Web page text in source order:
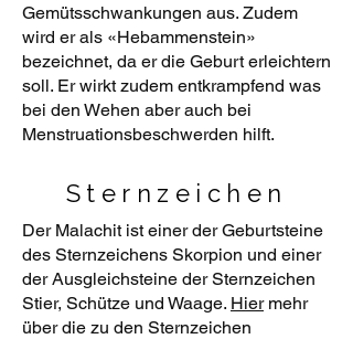
Gemütsschwankungen aus. Zudem
wird er als «Hebammenstein»
bezeichnet, da er die Geburt erleichtern
soll. Er wirkt zudem entkrampfend was
bei den Wehen aber auch bei
Menstruationsbeschwerden hilft.
Sternzeichen
Der Malachit ist einer der Geburtsteine
des Sternzeichens Skorpion und einer
der Ausgleichsteine der Sternzeichen
Stier, Schütze und Waage. Hiermehr
über die zu den Sternzeichen